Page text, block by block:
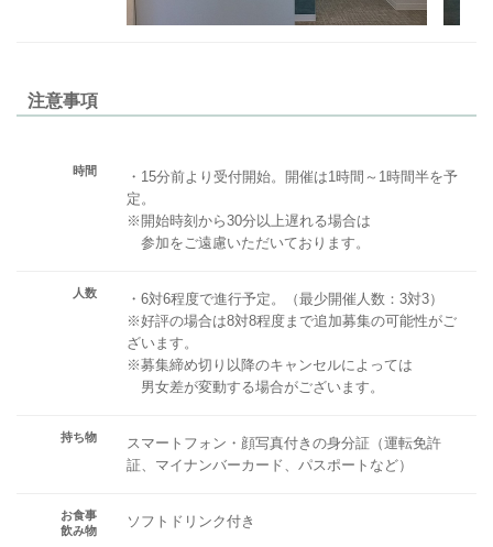
注意事項
時間
・15分前より受付開始。開催は1時間～1時間半を予
定。
※開始時刻から30分以上遅れる場合は
参加をご遠慮いただいております。
人数
・6対6程度で進行予定。（最少開催人数：3対3）
※好評の場合は8対8程度まで追加募集の可能性がご
ざいます。
※募集締め切り以降のキャンセルによっては
男女差が変動する場合がございます。
持ち物
スマートフォン・顔写真付きの身分証（運転免許
証、マイナンバーカード、パスポートなど）
お食事
飲み物
ソフトドリンク付き